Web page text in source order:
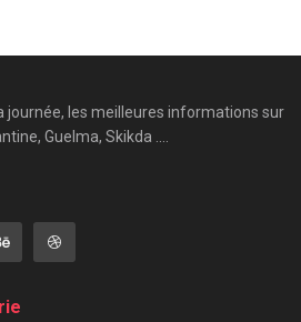
journée, les meilleures informations sur
Guelma, Skikda ....